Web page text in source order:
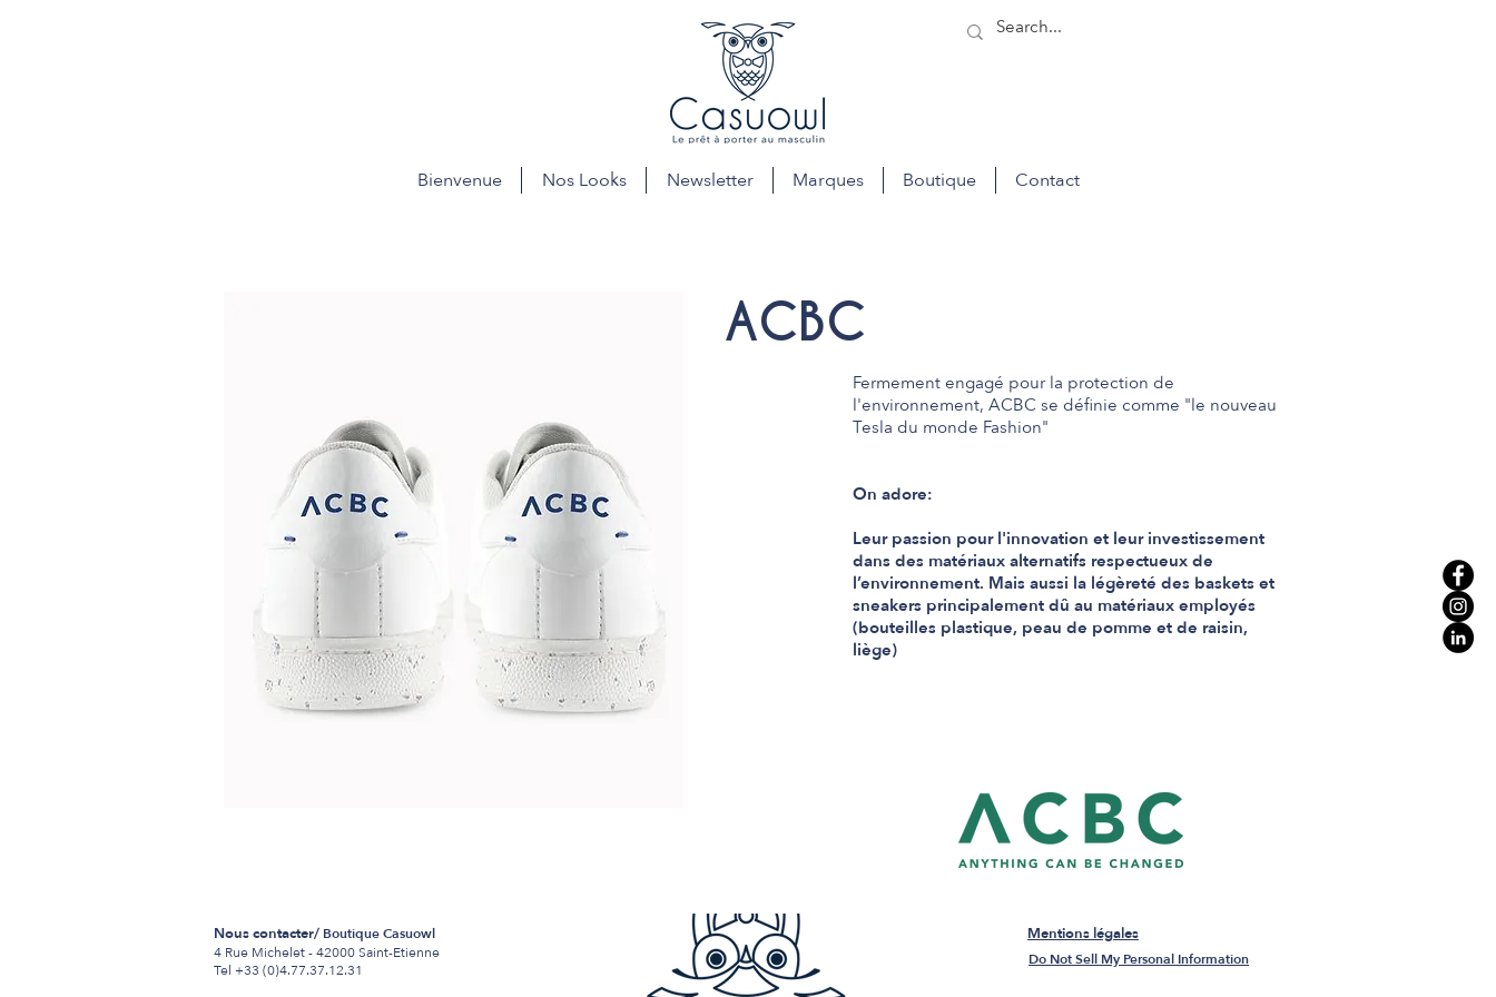
Bienvenue Nos Looks Newsletter Marques Boutique Contact
Fermement engagé pour la protection de
l'environnement, ACBC se définie comme "le nouveau
Tesla du monde Fashion"
On adore:
Leur passion pour l'innovation et leur investissement
dans des matériaux alternatifs respectueux de
l’environnement. Mais aussi la légèreté des baskets et
sneakers principalement dû au matériaux employés
(bouteilles plastique, peau de pomme et de raisin,
liège)
ACBC
Nous contacter/ Boutique Casuowl
4 Rue Michelet -42000 Saint-Etienne
Tel +33 (0)4.77.37.12.31
Mentions légales
Do Not Sell My Personal Information